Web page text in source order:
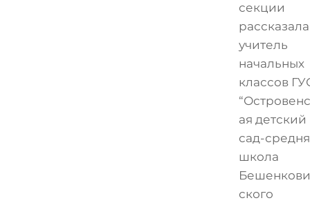
секции
рассказала
учитель
начальных
классов
ая детский
сад-
школа
ского